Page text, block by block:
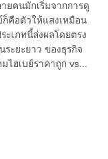
ยคนมักเริ่มจากการดู
ก็คือตัวให้แสงเหมือน
เภทนี้ส่งผลโดยตรง
ะยะยาว ของธุรกิจ
ไฮเบย์ราคาถูก vs...